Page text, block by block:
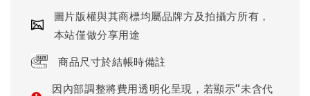
圖片版權與其商標均屬品牌方及拍攝方所有，
本站僅做分享用途
商品尺寸於結帳時備註
因內部調整將費用透明化呈現，若顯示"未含代